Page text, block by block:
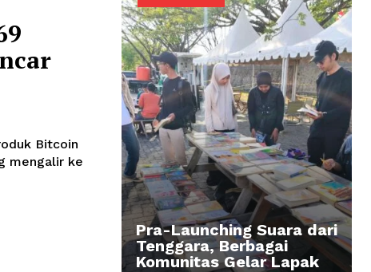
Bitcoin
mengalir ke
Pra-Launching Suara dari
Tenggara, Berbagai
Komunitas Gelar Lapak